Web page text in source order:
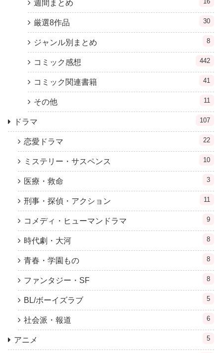
週間まとめ
厳選8作品 30
ジャンル別まとめ 8
コミック感想 442
コミック関連書籍 41
その他 11
ドラマ 107
恋愛ドラマ 22
ミステリー・サスペンス 10
医療・救命 3
刑事・探偵・アクション 11
コメディ・ヒューマンドラマ 9
時代劇・大河 8
青春・学園もの 8
ファンタジー・SF 8
BL/ボーイズラブ 5
社会派・報道 6
アニメ 5